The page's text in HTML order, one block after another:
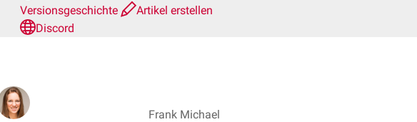
Versionsgeschichte
Artikel erstellen
Discord
Frank Michael